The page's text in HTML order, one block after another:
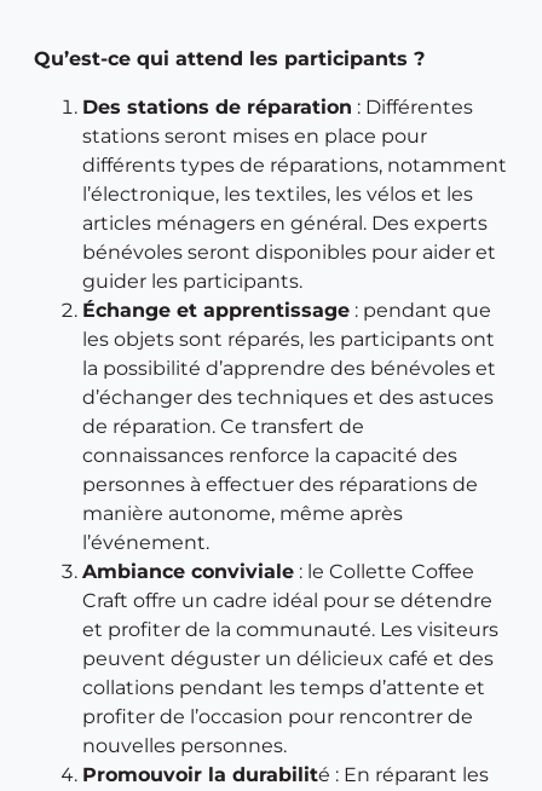
Qu’est-ce qui attend les participants ?
Des stations de réparation : Différentes
stations seront mises en place pour
différents types de réparations, notamment
l’électronique, les textiles, les vélos et les
articles ménagers en général. Des experts
bénévoles seront disponibles pour aider et
guider les participants.
Échange et apprentissage : pendant que
les objets sont réparés, les participants ont
la possibilité d’apprendre des bénévoles et
d’échanger des techniques et des astuces
de réparation. Ce transfert de
connaissances renforce la capacité des
personnes à effectuer des réparations de
manière autonome, même après
l’événement.
Ambiance conviviale : le Collette Coffee
Craft offre un cadre idéal pour se détendre
et profiter de la communauté. Les visiteurs
peuvent déguster un délicieux café et des
collations pendant les temps d’attente et
profiter de l’occasion pour rencontrer de
nouvelles personnes.
Promouvoir la durabilité : En réparant les